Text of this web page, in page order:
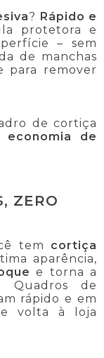
? Rápido e
protetora e
– sem
de manchas
para remover
de cortiça
economia de
ZERO
tem cortiça
aparência,
e torna a
Quadros de
rápido e em
volta à loja